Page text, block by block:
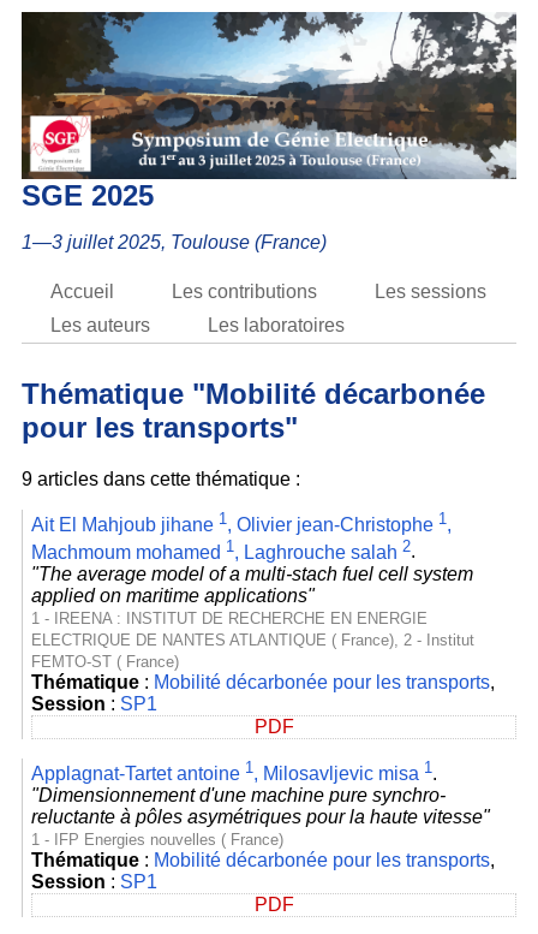
SGE 2025
1—3 juillet 2025, Toulouse (France)
Accueil Les contributions
Les sessions
Les auteurs
Les laboratoires
Thématique "Mobilité décarbonée
pour les transports"
9 articles dans cette thématique :
Ait El Mahjoub jihane 1, Olivier jean-Christophe 1,
Machmoum mohamed 1, Laghrouche salah 2.
"The average model of a multi-stach fuel cell system
applied on maritime applications"
1 - IREENA : INSTITUT DE RECHERCHE EN ENERGIE
ELECTRIQUE DE NANTES ATLANTIQUE ( France), 2 - Institut
FEMTO-ST ( France)
Thématique: Mobilité décarbonée pour les transports,
Session : SP1
PDF
Applagnat-Tartet antoine 1, Milosavljevic misa 1.
"Dimensionnement d'une machine pure synchro-
reluctante à pôles asymétriques pour la haute vitesse"
1 - IFP Energies nouvelles ( France)
Thématique: Mobilité décarbonée pour les transports,
Session : SP1
PDF